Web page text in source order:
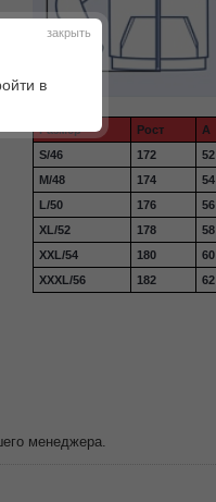
Размер Рост A
S/46
172 52
M/48
174 54
L/50
176 56
XL/52
178 58
XXL/54
180 60
XXXL/56
182 62
менеджера.
закрыть
в